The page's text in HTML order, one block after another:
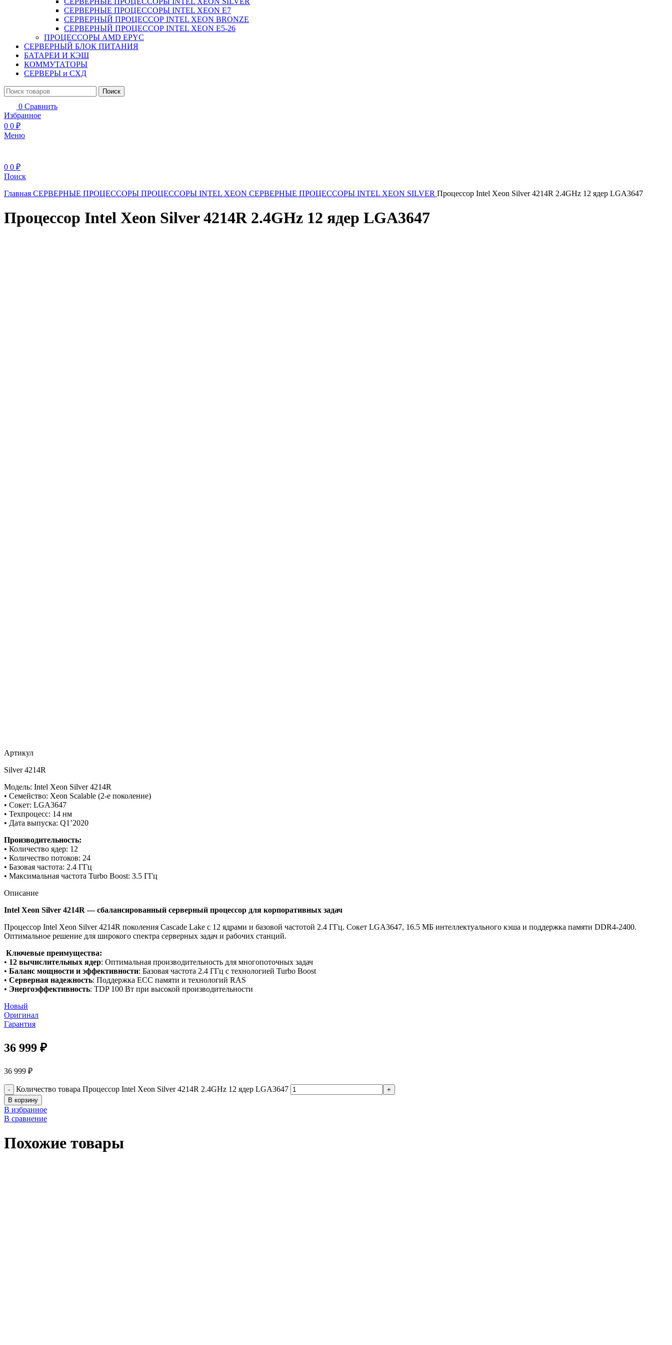
СЕРВЕРНЫЕ ПРОЦЕССОРЫ INTEL XEON Е7
СЕРВЕРНЫЙ ПРОЦЕССОР INTEL XEON BRONZE
СЕРВЕРНЫЙ ПРОЦЕССОР INTEL XEON Е5-26
ПРОЦЕССОРЫ AMD EPYC
СЕРВЕРНЫЙ БЛОК ПИТАНИЯ
БАТАРЕИ И КЭШ
КОММУТАТОРЫ
СЕРВЕРЫ и СХД
Поиск
0 Сравнить
Избранное
0 0 ₽
Меню
0 0 ₽
Поиск
Главная СЕРВЕРНЫЕ ПРОЦЕССОРЫ ПРОЦЕССОРЫ INTEL XEON СЕРВЕРНЫЕ ПРОЦЕССОРЫ INTEL XEON SILVER Процессор Intel Xeon Silver 4214R 2.4GHz 12 ядер LGA3647
Процессор Intel Xeon Silver 4214R 2.4GHz 12 ядер LGA3647
Артикул
Silver 4214R
Модель: Intel Xeon Silver 4214R
• Семейство: Xeon Scalable (2-е поколение)
• Сокет: LGA3647
• Техпроцесс: 14 нм
• Дата выпуска: Q1’2020
Производительность:
• Количество ядер: 12
• Количество потоков: 24
• Базовая частота: 2.4 ГГц
• Максимальная частота Turbo Boost: 3.5 ГГц
Описание
Intel Xeon Silver 4214R — сбалансированный серверный процессор для корпоративных задач
Процессор Intel Xeon Silver 4214R поколения Cascade Lake с 12 ядрами и базовой частотой 2.4 ГГц. Сокет LGA3647, 16.5 МБ интеллектуального кэша и поддержка памяти DDR4-2400.
Оптимальное решение для широкого спектра серверных задач и рабочих станций.
Ключевые преимущества:
• 12 вычислительных ядер: Оптимальная производительность для многопоточных задач
• Баланс мощности и эффективности: Базовая частота 2.4 ГГц с технологией Turbo Boost
• Серверная надежность: Поддержка ECC памяти и технологий RAS
• Энергоэффективность: TDP 100 Вт при высокой производительности
Новый
Оригинал
Гарантия
36 999 ₽
36 999 ₽
Количество товара Процессор Intel Xeon Silver 4214R 2.4GHz 12 ядер LGA3647
В корзину
В избранное
В сравнение
Похожие товары